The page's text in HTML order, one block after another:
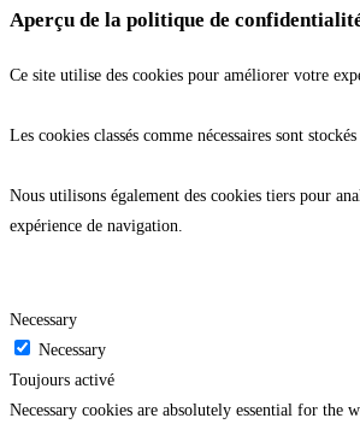
Aperçu de la politique de
Ce site utilise des cookies pour améliorer votre
Les cookies classés comme nécessaires sont
Nous utilisons également des cookies tiers pour
expérience de navigation.
Necessary
Necessary
Toujours activé
Necessary cookies are absolutely essential for the